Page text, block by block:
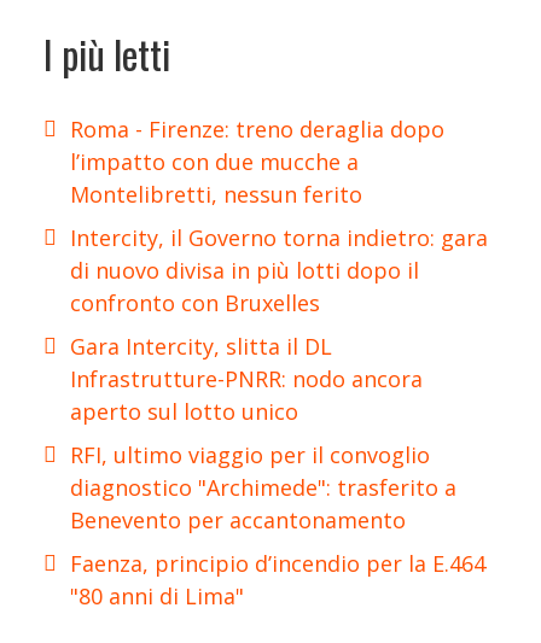
I più letti
Roma - Firenze: treno deraglia dopo
l’impatto con due mucche a
Montelibretti, nessun ferito
Intercity, il Governo torna indietro: gara
di nuovo divisa in più lotti dopo il
confronto con Bruxelles
Gara Intercity, slitta il DL
Infrastrutture-PNRR: nodo ancora
aperto sul lotto unico
RFI, ultimo viaggio per il convoglio
diagnostico "Archimede": trasferito a
Benevento per accantonamento
Faenza, principio d’incendio per la E.464
"80 anni di Lima"